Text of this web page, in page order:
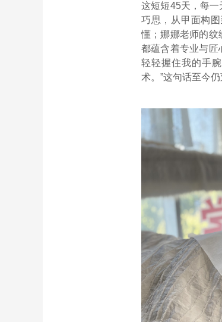
这短短45天，每
巧思，从甲面构
懂；娜娜老师的纹
都蕴含着专业与匠
轻轻握住我的手
术。”这句话至今仍